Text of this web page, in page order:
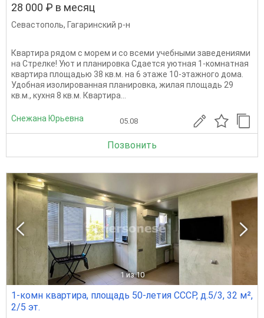
28 000 ₽ в месяц
Севастополь, Гагаринский р-н
Квартира рядом с морем и со всеми учебными заведениями
на Стрелке! Уют и планировка Сдается уютная 1-комнатная
квартира площадью 38 кв.м. на 6 этаже 10-этажного дома.
Удобная изолированная планировка, жилая площадь 29
кв.м., кухня 8 кв.м. Квартира...
Снежана Юрьевна 05.08
Позвонить
1 из 10
1-комн квартира, площадь 50-летия СССР, д.5/3, 32 м²,
2/5 эт.